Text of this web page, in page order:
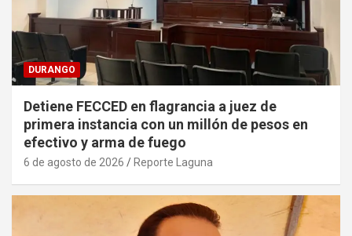
DURANGO
Detiene FECCED en flagrancia a juez de
primera instancia con un millón de pesos en
efectivo y arma de fuego
6 de agosto de 2026 Reporte Laguna